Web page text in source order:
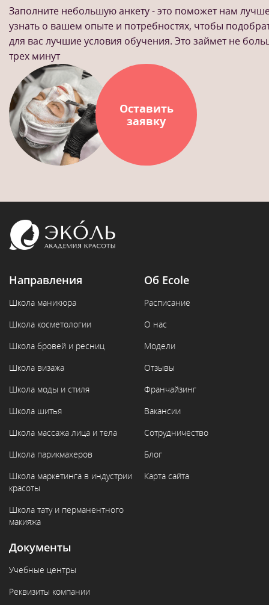
Заполните небольшую анкету - это поможет нам
узнать о вашем опыте и потребностях, чтобы
для вас лучшие условия обучения. Это займет не
трех минут
Оставить
заявку
Направления
Школа маникюра
Школа косметологии
Школа бровей и ресниц
Школа визажа
Школа моды и стиля
Школа шитья
Школа массажа лица и тела
Школа парикмахеров
Школа маркетинга в индустрии
красоты
Школа тату и перманентного
макияжа
Об Ecole
Расписание
О нас
Модели
Отзывы
Франчайзинг
Вакансии
Сотрудничество
Блог
Карта сайта
Документы
Учебные центры
Реквизиты компании